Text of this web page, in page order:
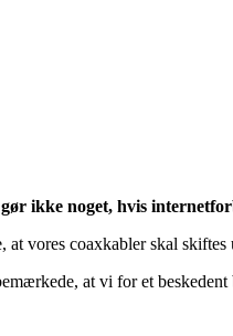
ikke noget, hvis
at vores coaxkabler skal skiftes
at vi for et